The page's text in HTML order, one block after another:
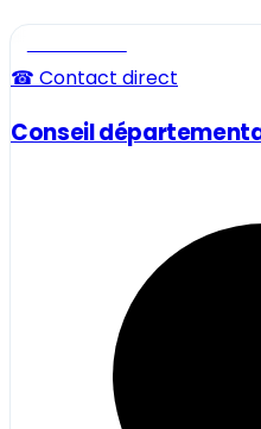
☎ Contact direct
Conseil